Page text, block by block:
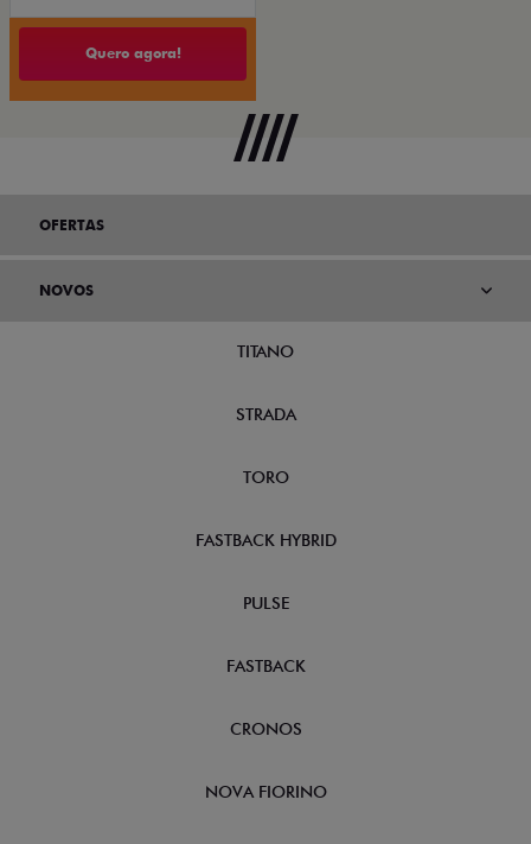
Quero agora!
OFERTAS
NOVOS
TITANO
STRADA
TORO
FASTBACK HYBRID
PULSE
FASTBACK
CRONOS
NOVA FIORINO